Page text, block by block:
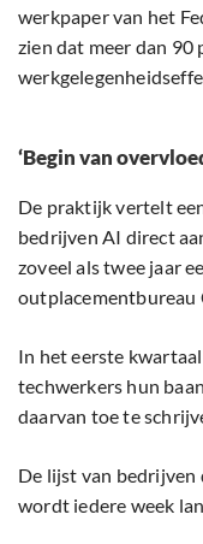
werkpaper van het
zien dat meer dan 90
‘Begin van
De praktijk vertelt
bedrijven AI direct
zoveel als twee jaar
outplacementbureau
In het eerste
techwerkers hun
daarvan toe te
De lijst van bedrijven
wordt iedere week